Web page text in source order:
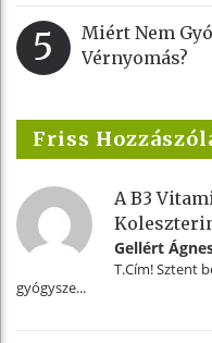
5
Miért Nem
Vérnyomás?
Friss
A B3
Gellért
T.Cím! Sztent
gyógysze...